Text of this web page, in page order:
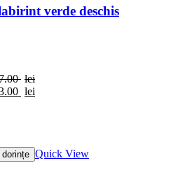
verde deschis
lei
lei
Quick View